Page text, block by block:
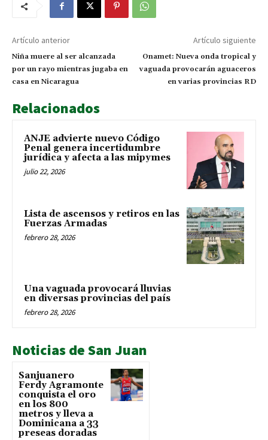
Artículo anterior
Niña muere al ser alcanzada
por un rayo mientras jugaba en
casa en Nicaragua
Artículo siguiente
Onamet: Nueva onda tropical y
vaguada provocarán aguaceros
en varias provincias RD
Relacionados
ANJE advierte nuevo Código
Penal genera incertidumbre
jurídica y afecta a las mipymes
julio 22, 2026
Lista de ascensos y retiros en las
Fuerzas Armadas
febrero 28, 2026
Una vaguada provocará lluvias
en diversas provincias del país
febrero 28, 2026
Noticias de San Juan
Sanjuanero
Ferdy Agramonte
conquista el oro
en los 800
metros y lleva a
Dominicana a 33
preseas doradas